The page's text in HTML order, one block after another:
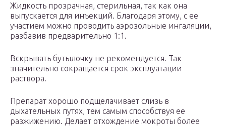
Жидкость прозрачная, стерильная, так как она
выпускается для инъекций. Благодаря этому, с ее
участием можно проводить аэрозольные ингаляции,
разбавив предварительно 1:1.
Вскрывать бутылочку не рекомендуется. Так
значительно сокращается срок эксплуатации
раствора.
Препарат хорошо подщелачивает слизь в
дыхательных путях, тем самым способствуя ее
разжижению. Делает отхождение мокроты более